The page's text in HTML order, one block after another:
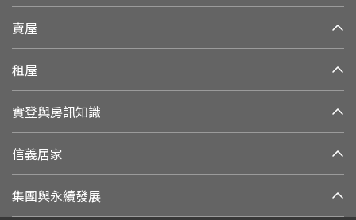
賣屋
租屋
實登與房訊知識
信義居家
集團與永續發展